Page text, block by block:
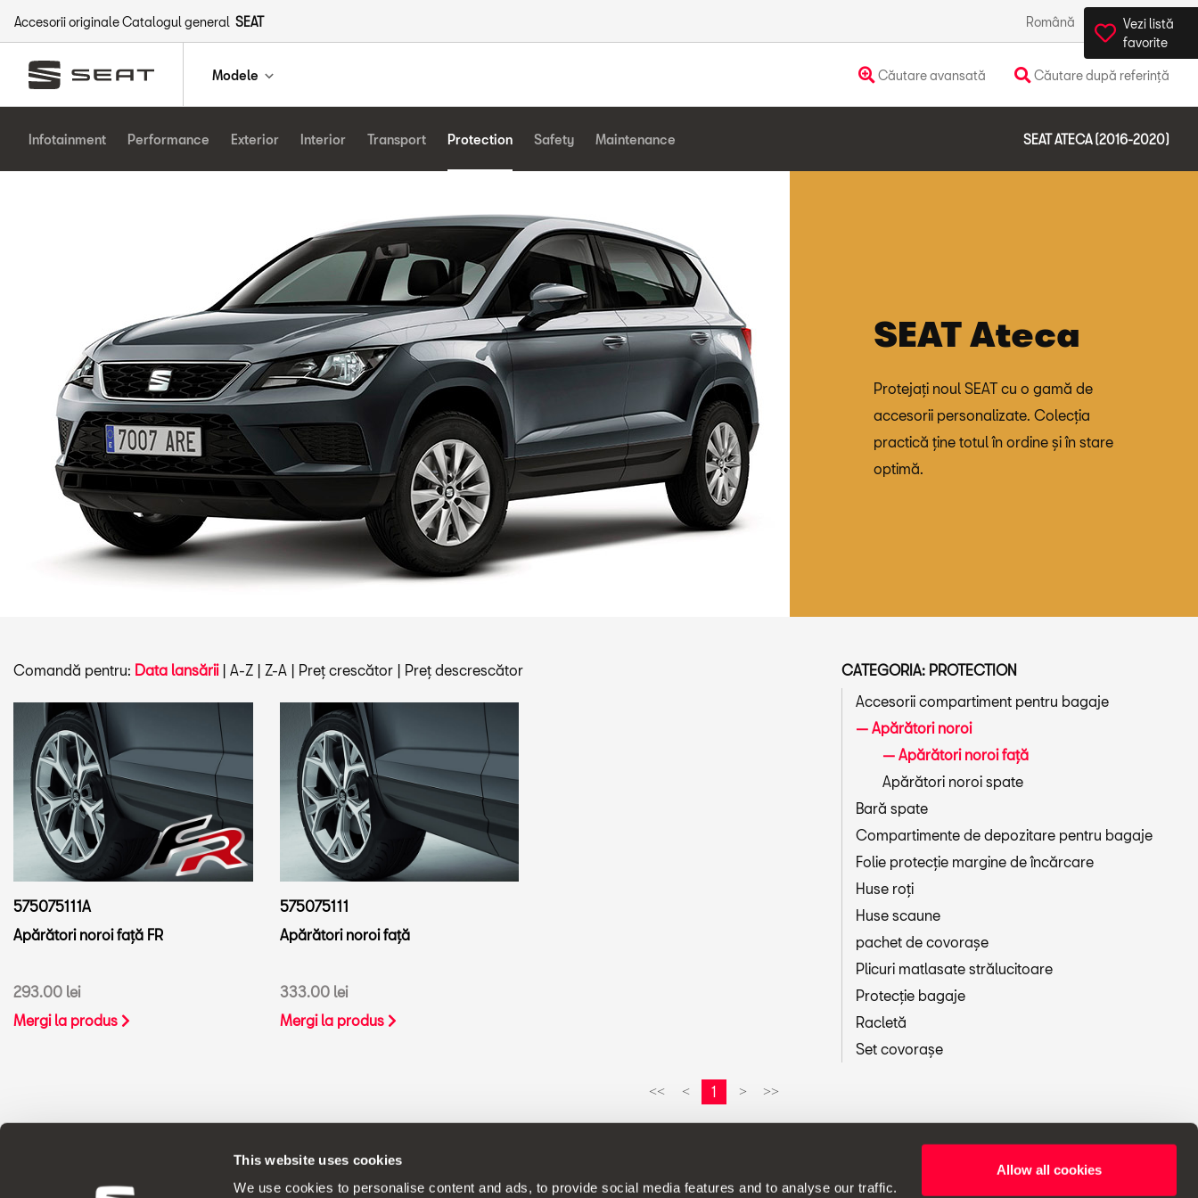
This website uses cookies
We use cookies to personalise content and ads, to provide social media features and to analyse our traffic.
Allow all cookies
Accesorii originale Catalogul general SEAT Română România
Modele Căutare avansată Căutare după referință
Vezi listă
favorite
Infotainment Performance Exterior Interior Transport Protection Safety Maintenance SEAT ATECA (2016-2020)
SEAT Ateca
Protejați noul SEAT cu o gamă de
accesorii personalizate. Colecția
practică ține totul în ordine și în stare
optimă.
Comandă pentru: Data lansării| A-Z | Z-A | Preț crescător | Preț descrescător
575075111A
Apărători noroi față FR
293.00 lei
Mergi la produs
575075111
Apărători noroi față
333.00 lei
Mergi la produs
<< < 1 > >>
CATEGORIA: PROTECTION
Accesorii compartiment pentru bagaje
Apărători noroi
Apărători noroi față
Apărători noroi spate
Bară spate
Compartimente de depozitare pentru bagaje
Folie protecție margine de încărcare
Huse roți
Huse scaune
pachet de covorașe
Plicuri matlasate strălucitoare
Protecție bagaje
Racletă
Set covorașe
ACCESORII ORIGINALE SEAT aplică o politică de dezvoltare continuă pentru produsele sale și își rezervă dreptul de a modifica specificațiile.